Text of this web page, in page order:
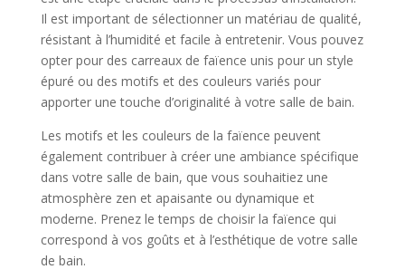
Il est important de sélectionner un matériau de qualité,
résistant à l’humidité et facile à entretenir. Vous pouvez
opter pour des carreaux de faïence unis pour un style
épuré ou des motifs et des couleurs variés pour
apporter une touche d’originalité à votre salle de bain.
Les motifs et les couleurs de la faïence peuvent
également contribuer à créer une ambiance spécifique
dans votre salle de bain, que vous souhaitiez une
atmosphère zen et apaisante ou dynamique et
moderne. Prenez le temps de choisir la faïence qui
correspond à vos goûts et à l’esthétique de votre salle
de bain.